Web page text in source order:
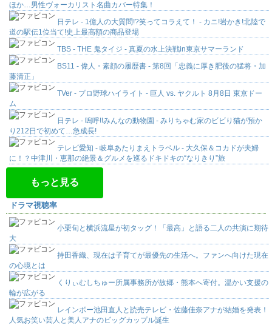
ほか…男性ヴォーカリスト名曲カバー特集！
日テレ - 1億人の大質問!?笑ってコラえて！ - カニ!岩かき!北陸で
道の駅伝1位当て!史上最高額の商品登場
TBS - THE 鬼タイジ - 真夏の水上決戦in東京サマーランド
BS11 - 偉人・素顔の履歴書 - 第8回「忠義に厚き肥後の猛将・加
藤清正」
TVer - プロ野球ハイライト - 巨人 vs. ヤクルト 8月8日 東京ドー
ム
日テレ - 嗚呼!!みんなの動物園 - みりちゃむ家のビビり猫が預か
り212日で初めて…急成長!
テレビ愛知 - 岐阜あたりまえトラベル - 大久保＆コカドが夫婦
に！？中津川・恵那の絶景＆グルメを巡るドキドキの“なりきり”旅
もっと見る
ドラマ視聴率
小栗旬と横浜流星が初タッグ！「最高」と語る二人の共演に期待
大
持田香織、現在は子育てが最優先の生活へ。ファンへ向けた現在
の心境とは
くりぃむしちゅー所属事務所が故郷・熊本へ寄付。温かい支援の
輪が広がる
レインボー池田直人と読売テレビ・佐藤佳奈アナが結婚を発表！
人気お笑い芸人と美人アナのビッグカップル誕生